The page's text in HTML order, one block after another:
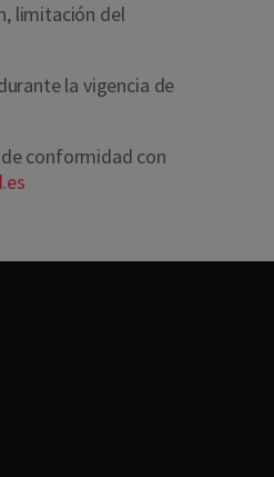
limitación del
la vigencia de
conformidad con